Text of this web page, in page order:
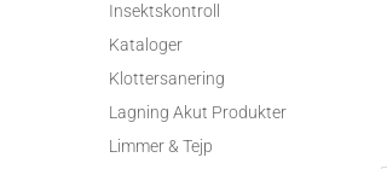
Insektskontroll
Kataloger
Klottersanering
Lagning Akut Produkter
Limmer & Tejp